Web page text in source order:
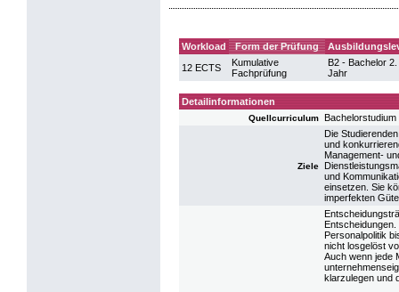
Workload Form der Prüfung
12 ECTS
Kumulative
Fachprüfung
B2 - Bachelor 2.
Jahr
Detailinformationen
Quellcurriculum
Ziele
Die
und
Management-
und
einsetzen. Sie
imperfekten
Personalpolitik
nicht losgelöst
Auch wenn jede
klarzulegen und